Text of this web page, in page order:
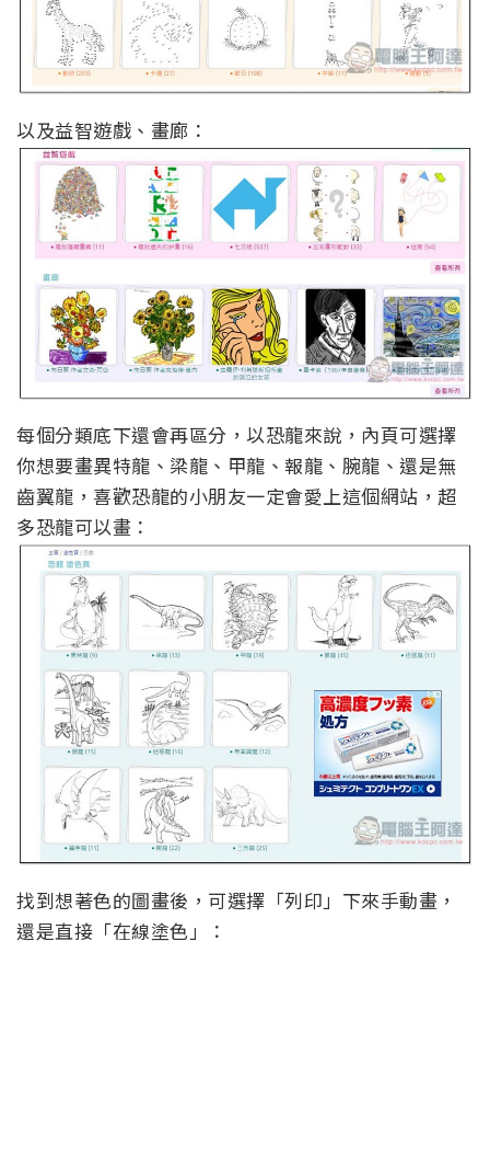
以及益智遊戲、畫廊：
每個分類底下還會再區分，以恐龍來說，內頁可選擇
你想要畫異特龍、梁龍、甲龍、報龍、腕龍、還是無
齒翼龍，喜歡恐龍的小朋友一定會愛上這個網站，超
多恐龍可以畫：
找到想著色的圖畫後，可選擇「列印」下來手動畫，
還是直接「在線塗色」：